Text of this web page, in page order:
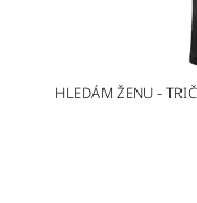
HLEDÁM ŽENU -